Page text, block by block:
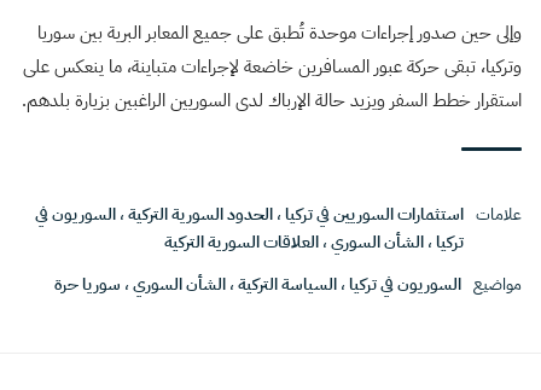
وإلى حين صدور إجراءات موحدة تُطبق على جميع المعابر البرية بين سوريا
وتركيا، تبقى حركة عبور المسافرين خاضعة لإجراءات متباينة، ما ينعكس على
استقرار خطط السفر ويزيد حالة الإرباك لدى السوريين الراغبين بزيارة بلدهم.
علامات استثمارات السوريين في تركيا،الحدود السورية التركية،السوريون في
تركيا،الشأن السوري،العلاقات السورية التركية
مواضيع السوريون في تركيا،السياسة التركية،الشأن السوري، سوريا حرة